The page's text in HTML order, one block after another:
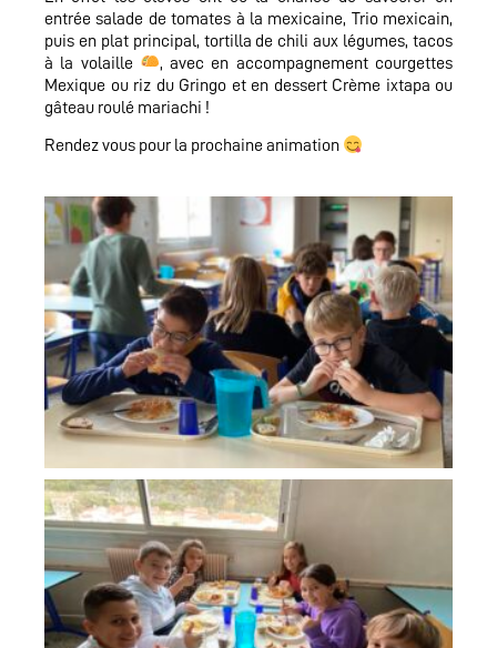
entrée salade de tomates à la mexicaine, Trio mexicain,
puis en plat principal, tortilla de chili aux légumes, tacos
à la volaille
, avec en accompagnement courgettes
Mexique ou riz du Gringo et en dessert Crème ixtapa ou
gâteau roulé mariachi !
Rendez vous pour la prochaine animation